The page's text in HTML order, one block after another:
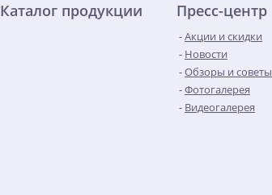
Каталог продукции Пресс-центр
Акции и скидки
Новости
Обзоры и советы
Фотогалерея
Видеогалерея